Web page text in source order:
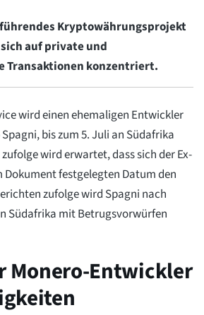
Kryptowährungsprojekt
auf private und
Transaktionen konzentriert.
wird einen ehemaligen Entwickler
bis zum 5. Juli an Südafrika
wird erwartet, dass sich der Ex-
Dokument festgelegten Datum den
zufolge wird Spagni nach
Südafrika mit Betrugsvorwürfen
Monero-Entwickler